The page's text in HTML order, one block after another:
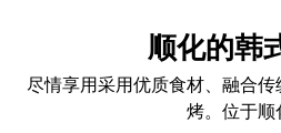
顺化的韩
尽情享用采用优质食材、融合
烤。位于顺